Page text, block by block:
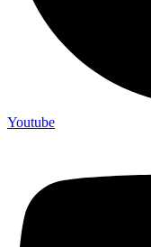
Youtube